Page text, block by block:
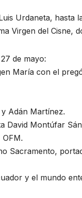
Urdaneta, hasta
Virgen del Cisne,
de mayo:
María con el
Adán Martínez.
David Montúfar
Sacramento,
y el mundo